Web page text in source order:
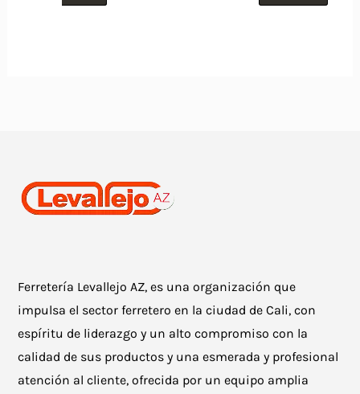
Ferretería Levallejo AZ, es una organización que
impulsa el sector ferretero en la ciudad de Cali, con
espíritu de liderazgo y un alto compromiso con la
calidad de sus productos y una esmerada y profesional
atención al cliente, ofrecida por un equipo amplia